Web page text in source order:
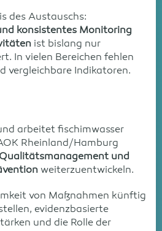
des Austauschs:
konsistentes Monitoring
ist bislang nur
In vielen Bereichen fehlen
vergleichbare Indikatoren.
arbeitet fischimwasser
Rheinland/Hamburg
und
weiterzuentwickeln.
von Maßnahmen künftig
evidenzbasierte
und die Rolle der